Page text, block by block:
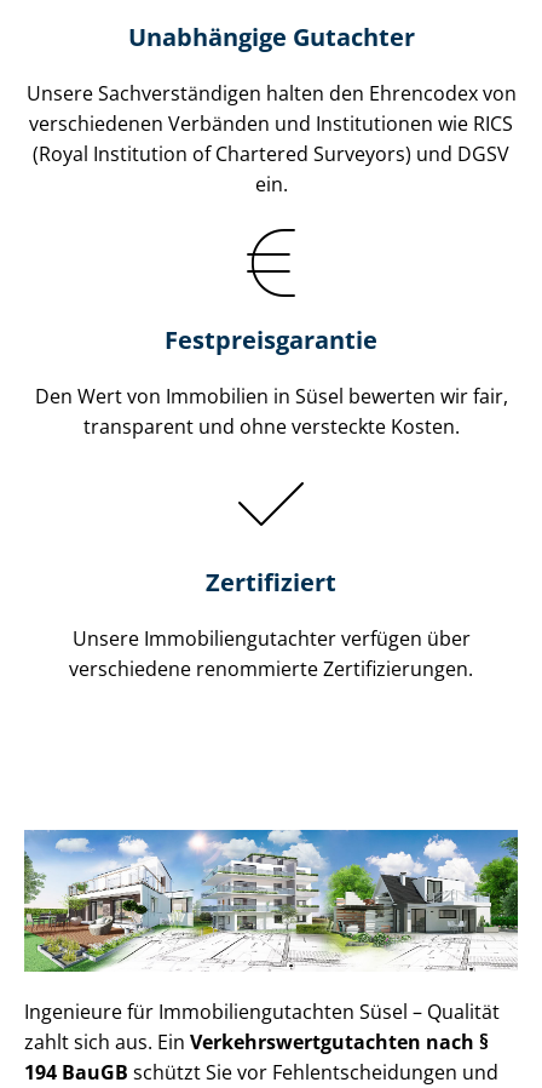
Unabhängige Gutachter
Unsere Sach­ver­stän­di­gen halten den Ehrencodex von
verschiedenen Verbänden und Institutionen wie RICS
(Royal Institution of Chartered Surveyors) und DGSV
ein.
Festpreis​garantie
Den Wert von Immobilien in Süsel bewerten wir fair,
transparent und ohne versteckte Kosten.
Zertifiziert
Unsere Immobilien­gutachter verfügen über
verschiedene renommierte Zer­ti­fi­zie­run­gen.
Ingenieure für Im­mo­bi­li­en­gut­ach­ten Süsel – Qualität
zahlt sich aus. Ein Ver­kehrs­wert­gut­ach­ten nach §
194 BauGB schützt Sie vor Fehl­ent­schei­dun­gen und